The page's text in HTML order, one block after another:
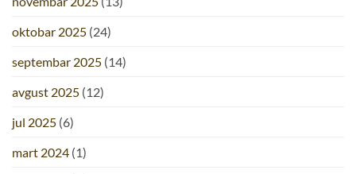
oktobar 2025 (24)
septembar 2025 (14)
avgust 2025 (12)
jul 2025 (6)
mart 2024 (1)